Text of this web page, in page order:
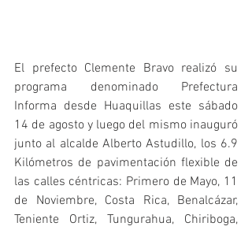
El prefecto Clemente Bravo realizó su
programa denominado Prefectura
Informa desde Huaquillas este sábado
14 de agosto y luego del mismo inauguró
junto al alcalde Alberto Astudillo, los 6.9
Kilómetros de pavimentación flexible de
las calles céntricas: Primero de Mayo, 11
de Noviembre, Costa Rica, Benalcázar,
Teniente Ortiz, Tungurahua, Chiriboga,